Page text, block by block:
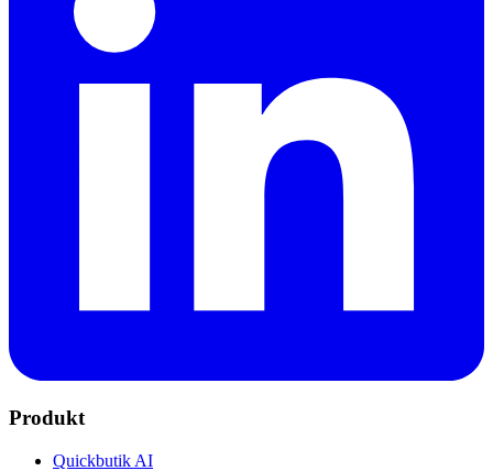
Produkt
Quickbutik AI